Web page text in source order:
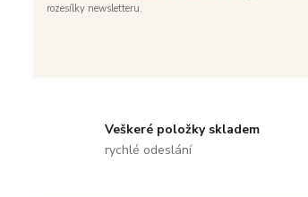
rozesílky newsletteru.
Veškeré položky skladem
rychlé odeslání